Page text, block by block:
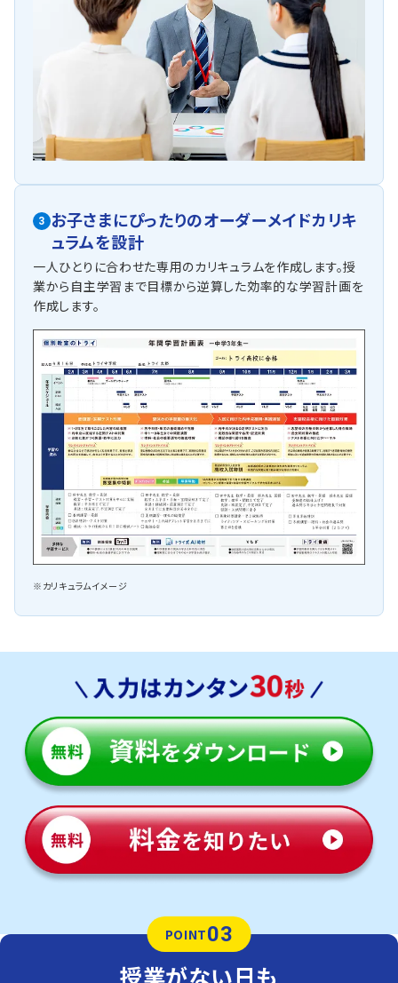
3 お子さまにぴったりのオーダーメイドカリキ
ュラムを設計
一人ひとりに合わせた専用のカリキュラムを作成します。授
業から自主学習まで目標から逆算した効率的な学習計画を
作成します。
※カリキュラムイメージ
POINT03
授業がない日も